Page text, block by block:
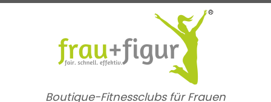
Zum
Boutique-Fitnessclubs für Frauen